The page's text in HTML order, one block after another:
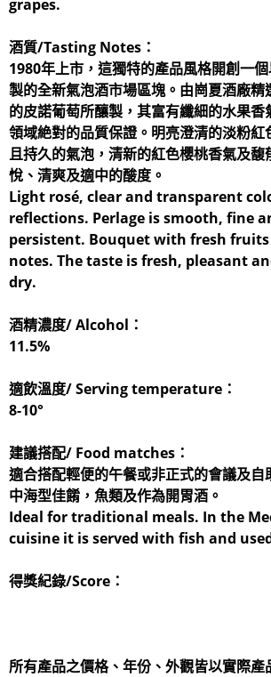
grapes.
酒質/Tasting Notes：
1980年上市，這獨特的產品風格開創一
製的全新氣泡酒市場區塊。由崗夏酒廠精
的皮諾葡萄所釀製，其富有纖細的水果香
領域絶對的品質保證。明亮澄清的淡粉紅
且持久的氣泡，清新的紅色櫻桃香氣及馥
悅、清爽及適中的酸度。
Light rosé, clear and transparent
reflections. Perlage is smooth, fine
persistent. Bouquet with fresh
notes. The taste is fresh, pleasant
dry.
酒精濃度/ Alcohol：
11.5%
適飲溫度/ Serving temperature：
8-10°
建議搭配/ Food matches：
適合搭配輕便的午餐或非正式的會議及自
中海型佳餚，魚類及作為開胃酒。
Ideal for traditional meals. In the
cuisine it is served with fish and
得獎紀錄/Score：
所有產品之價格、年份、外觀皆以實際產